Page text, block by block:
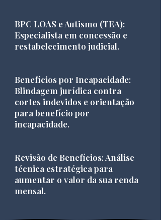
BPC LOAS e Autismo (TEA):
Especialista em concessão e
restabelecimento judicial.
Benefícios por Incapacidade:
Blindagem jurídica contra
cortes indevidos e orientação
para benefício por
incapacidade.
Revisão de Benefícios: Análise
técnica estratégica para
aumentar o valor da sua renda
mensal.